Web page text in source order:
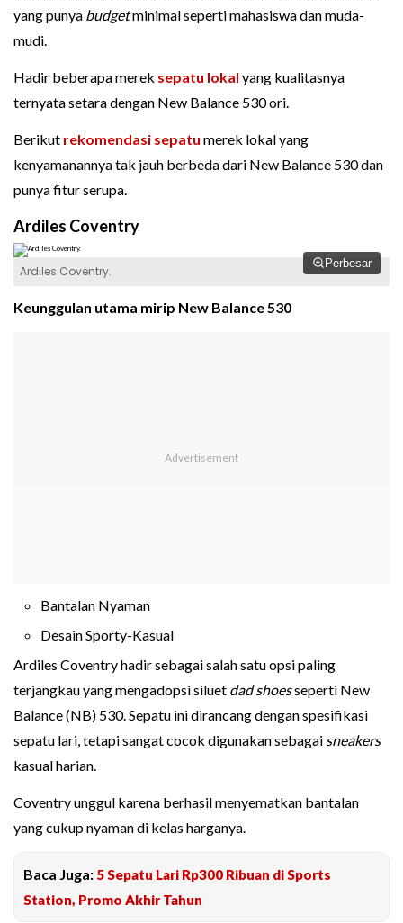
yang punya budgetminimal seperti mahasiswa dan muda-
mudi.
Hadir beberapa merek sepatu lokal yang kualitasnya
ternyata setara dengan New Balance 530 ori.
Berikut rekomendasi sepatu merek lokal yang
kenyamanannya tak jauh berbeda dari New Balance 530 dan
punya fitur serupa.
Ardiles Coventry
Perbesar
Ardiles Coventry.
Keunggulan utama mirip New Balance 530
Bantalan Nyaman
Desain Sporty-Kasual
Ardiles Coventry hadir sebagai salah satu opsi paling
terjangkau yang mengadopsi siluet dad shoesseperti New
Balance (NB) 530. Sepatu ini dirancang dengan spesifikasi
sepatu lari, tetapi sangat cocok digunakan sebagai sneakers
kasual harian.
Coventry unggul karena berhasil menyematkan bantalan
yang cukup nyaman di kelas harganya.
Baca Juga: 5 Sepatu Lari Rp300 Ribuan di Sports
Station, Promo Akhir Tahun